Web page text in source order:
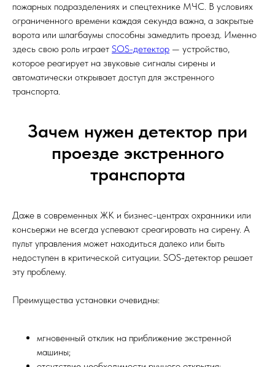
пожарных подразделениях и спецтехнике МЧС. В условиях
ограниченного времени каждая секунда важна, а закрытые
ворота или шлагбаумы способны замедлить проезд. Именно
здесь свою роль играет SOS-детектор — устройство,
которое реагирует на звуковые сигналы сирены и
автоматически открывает доступ для экстренного
транспорта.
Зачем нужен детектор при
проезде экстренного
транспорта
Даже в современных ЖК и бизнес-центрах охранники или
консьержи не всегда успевают среагировать на сирену. А
пульт управления может находиться далеко или быть
недоступен в критической ситуации. SOS-детектор решает
эту проблему.
Преимущества установки очевидны:
мгновенный отклик на приближение экстренной
машины;